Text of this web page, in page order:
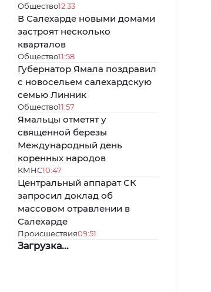
Общество12:33
В Салехарде новыми домами
застроят несколько
кварталов
Общество11:58
Губернатор Ямала поздравил
с новосельем салехардскую
семью Линник
Общество11:57
Ямальцы отметят у
священной березы
Международный день
коренных народов
КМНС10:47
Центральный аппарат СК
запросил доклад об
массовом отравлении в
Салехарде
Происшествия09:51
Загрузка...